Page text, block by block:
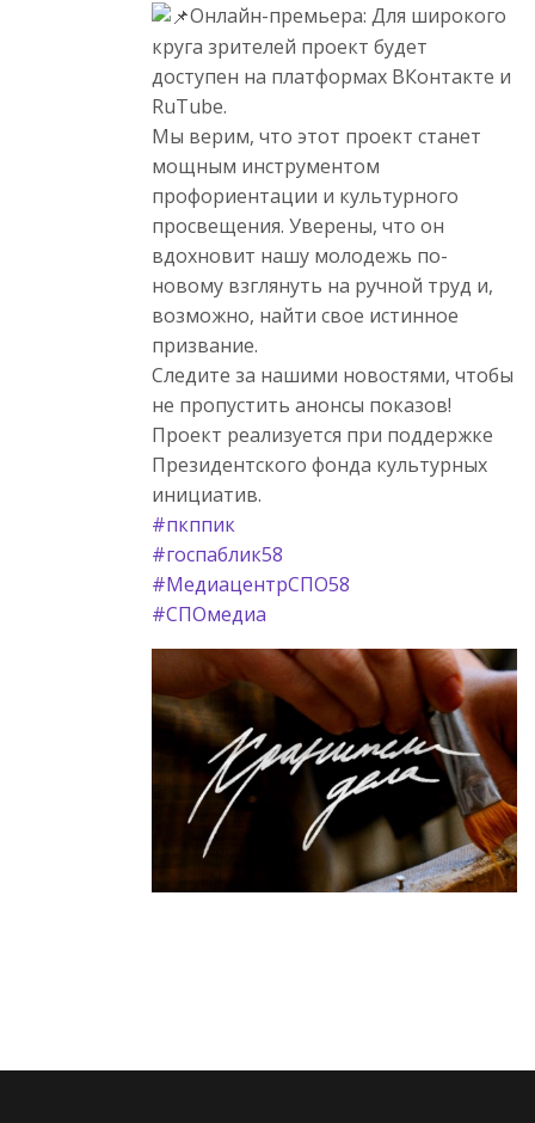
Онлайн-премьера: Для широкого
круга зрителей проект будет
доступен на платформах ВКонтакте и
RuTube.
Мы верим, что этот проект станет
мощным инструментом
профориентации и культурного
просвещения. Уверены, что он
вдохновит нашу молодежь по-
новому взглянуть на ручной труд и,
возможно, найти свое истинное
призвание.
Следите за нашими новостями, чтобы
не пропустить анонсы показов!
Проект реализуется при поддержке
Президентского фонда культурных
инициатив.
#пкппик
#госпаблик58
#МедиацентрСПО58
#СПОмедиа